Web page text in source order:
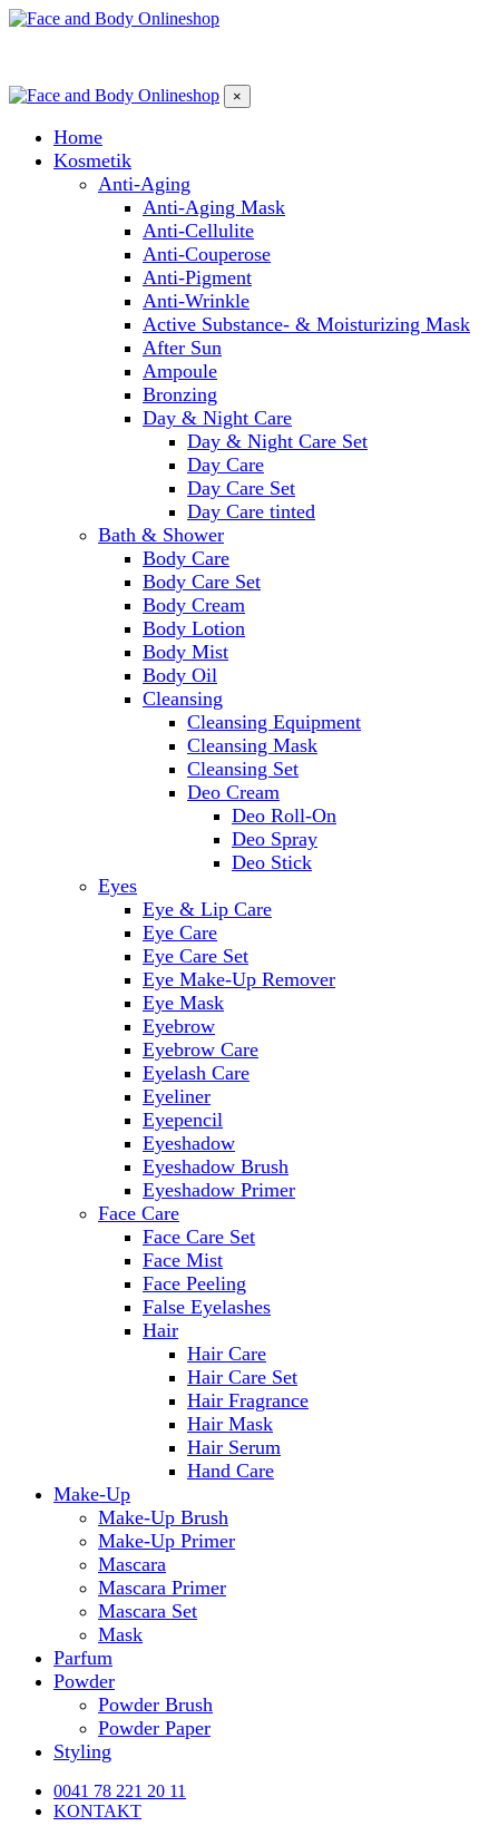
×
Home
Kosmetik
Anti-Aging
Anti-Aging Mask
Anti-Cellulite
Anti-Couperose
Anti-Pigment
Anti-Wrinkle
Active Substance- & Moisturizing Mask
After Sun
Ampoule
Bronzing
Day & Night Care
Day & Night Care Set
Day Care
Day Care Set
Day Care tinted
Bath & Shower
Body Care
Body Care Set
Body Cream
Body Lotion
Body Mist
Body Oil
Cleansing
Cleansing Equipment
Cleansing Mask
Cleansing Set
Deo Cream
Deo Roll-On
Deo Spray
Deo Stick
Eyes
Eye & Lip Care
Eye Care
Eye Care Set
Eye Make-Up Remover
Eye Mask
Eyebrow
Eyebrow Care
Eyelash Care
Eyeliner
Eyepencil
Eyeshadow
Eyeshadow Brush
Eyeshadow Primer
Face Care
Face Care Set
Face Mist
Face Peeling
False Eyelashes
Hair
Hair Care
Hair Care Set
Hair Fragrance
Hair Mask
Hair Serum
Hand Care
Make-Up
Make-Up Brush
Make-Up Primer
Mascara
Mascara Primer
Mascara Set
Mask
Parfum
Powder
Powder Brush
Powder Paper
Styling
0041 78 221 20 11
KONTAKT